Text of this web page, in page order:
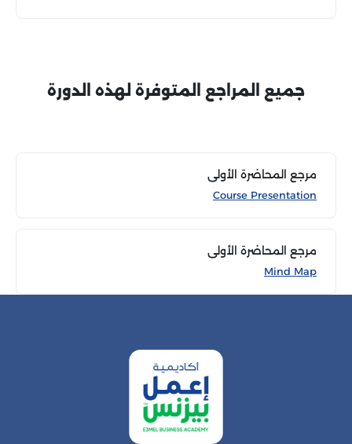
جميع المراجع المتوفرة لهذه الدورة
مرجع المحاضرة الأولى
Course Presentation
مرجع المحاضرة الأولى
Mind Map